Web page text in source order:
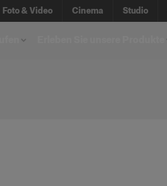
Foto & Video Cinema Studio